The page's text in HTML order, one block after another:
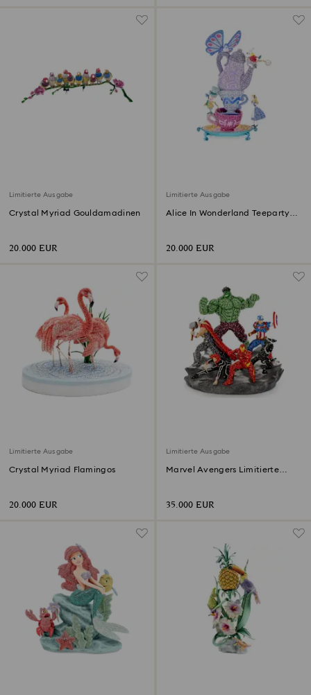
Limitierte Ausgabe
Crystal Myriad Gouldamadinen
20.000 EUR
Limitierte Ausgabe
Alice In Wonderland Teeparty
20.000 EUR
Limitierte Ausgabe
Crystal Myriad Flamingos
20.000 EUR
Limitierte Ausgabe
Marvel Avengers Limitierte
35.000 EUR